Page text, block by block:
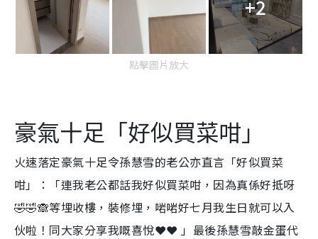
+2
點擊圖片放大
豪氣十足「好似買菜咁」
火速落定豪氣十足令孫慧雪的老公亦直言「好似買菜
咁」：「連我老公都話我好似買菜咁，因為真係好抵呀
🤣🤣🙈等埋收樓，裝修埋，啱啱好七月我生日就可以入
伙啦！同大家分享我嘅喜悅❤️❤️ 」最後孫慧雪敲金蛋代